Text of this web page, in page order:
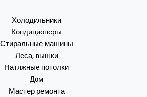
Холодильники
Кондиционеры
Стиральные машины
Леса, вышки
Натяжные потолки
Дом
Мастер ремонта